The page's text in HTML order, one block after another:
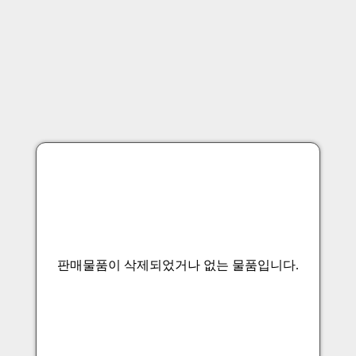
판매물품이 삭제되었거나 없는 물품입니다.